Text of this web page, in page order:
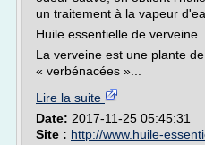
un traitement à la vapeur
Huile essentielle de verveine
La verveine est une plante
« verbénacées »...
Lire la suite
Date: 2017-11-25 05:45:31
Site : http://www.huile-